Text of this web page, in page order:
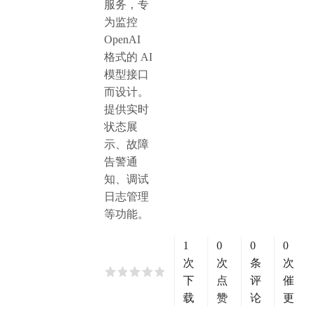
服务，专
为监控
OpenAI
格式的 AI
模型接口
而设计。
提供实时
状态展
示、故障
告警通
知、调试
日志管理
等功能。
1
次
下
载
0
次
点
赞
0
条
评
论
0
次
催
更